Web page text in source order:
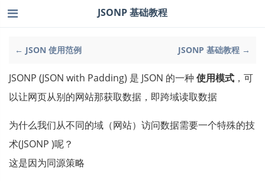
← JSON 使用范例 JSONP 基础教程 →
JSONP 基础教程
JSONP (JSON with Padding) 是 JSON 的一种 使用模式 ，可
以让网页从别的网站那获取数据，即跨域读取数据
为什么我们从不同的域（网站）访问数据需要一个特殊的技
术(JSONP )呢？
这是因为同源策略